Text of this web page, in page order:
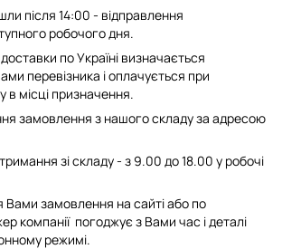
після 14:00 - відправлення
робочого дня.
доставки по Україні визначається
перевізника і оплачується при
в місці призначення.
замовлення з нашого складу за адресою
зі складу - з 9.00 до 18.00 у робочі
замовлення на сайті або по
компанії погоджує з Вами час і деталі
режимі.